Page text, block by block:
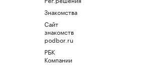
Знакомства
Сайт
знакомств
podbor.ru
РБК
Компании